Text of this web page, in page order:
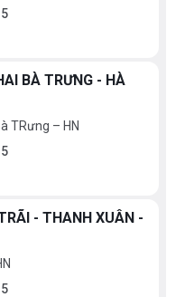
BÀ TRƯNG - HÀ
TRưng – HN
- THANH XUÂN -